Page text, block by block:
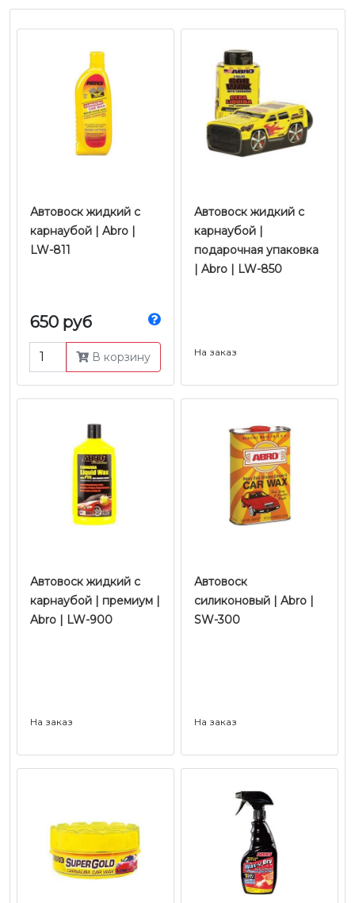
Автовоск жидкий с
карнаубой | Abro |
LW-811
650 руб
В корзину
Автовоск жидкий с
карнаубой |
подарочная упаковка
| Abro | LW-850
На заказ
Автовоск жидкий с
карнаубой | премиум |
Abro | LW-900
На заказ
Автовоск
силиконовый | Abro |
SW-300
На заказ